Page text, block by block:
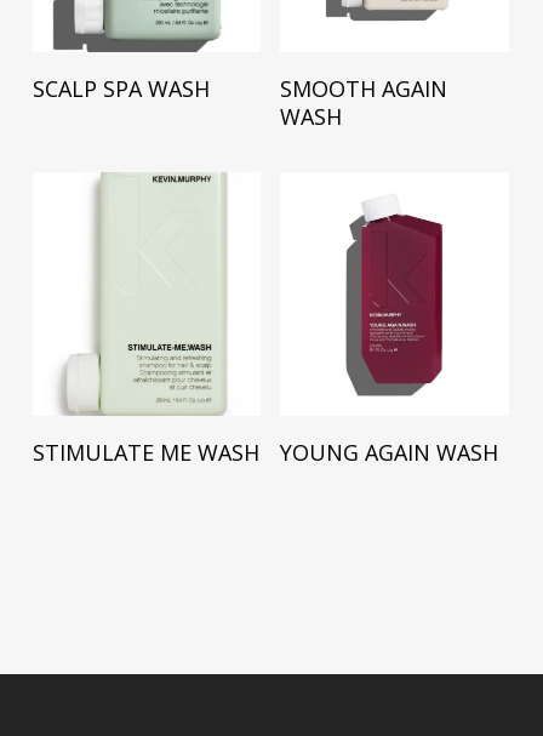
Lees Verder
SCALP SPA WASH Lees Verder
SMOOTH AGAIN
WASH
Lees Verder
STIMULATE ME WASH Lees Verder
YOUNG AGAIN WASH